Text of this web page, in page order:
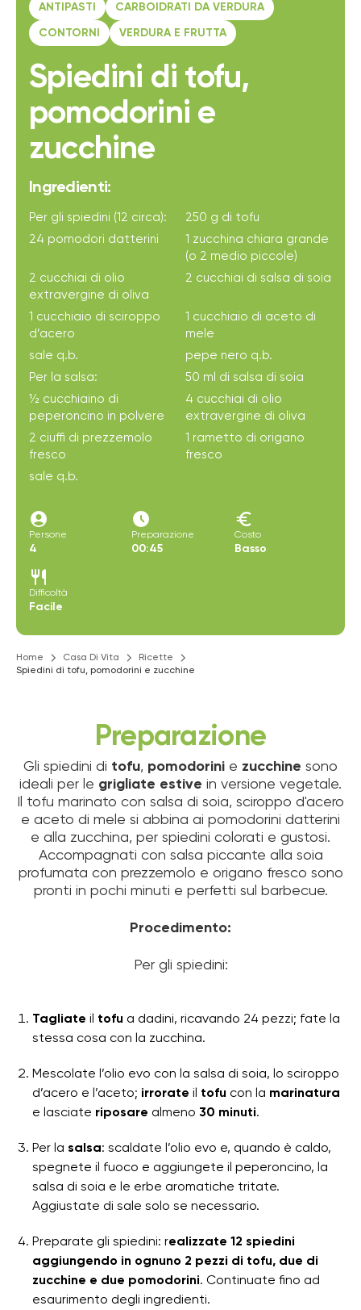
ANTIPASTI CARBOIDRATI DA VERDURA
CONTORNI VERDURA E FRUTTA
Spiedini di tofu,
pomodorini e
zucchine
Ingredienti:
Per gli spiedini (12 circa):
250 g di tofu
24 pomodori datterini
1 zucchina chiara grande
(o 2 medio piccole)
2 cucchiai di olio
extravergine di oliva
2 cucchiai di salsa di soia
1 cucchiaio di sciroppo
d’acero
1 cucchiaio di aceto di
mele
sale q.b.
pepe nero q.b.
Per la salsa:
50 ml di salsa di soia
½ cucchiaino di
peperoncino in polvere
4 cucchiai di olio
extravergine di oliva
2 ciuffi di prezzemolo
fresco
1 rametto di origano
fresco
sale q.b.
account_circle
Persone
4
access_time_filled
Preparazione
00:45
euro
Costo
Basso
restaurant
Difficoltà
Facile
Home Casa Di Vita
Ricette
Spiedini di tofu, pomodorini e zucchine
Preparazione
Gli spiedini di tofu, pomodorini e zucchine sono
ideali per le grigliate estive in versione vegetale.
Il tofu marinato con salsa di soia, sciroppo d'acero
e aceto di mele si abbina ai pomodorini datterini
e alla zucchina, per spiedini colorati e gustosi.
Accompagnati con salsa piccante alla soia
profumata con prezzemolo e origano fresco sono
pronti in pochi minuti e perfetti sul barbecue.
Procedimento:
Per gli spiedini:
Tagliate il tofu a dadini, ricavando 24 pezzi; fate la
stessa cosa con la zucchina.
Mescolate l’olio evo con la salsa di soia, lo sciroppo
d’acero e l’aceto; irrorate il tofu con la marinatura
e lasciate riposare almeno 30 minuti.
Per la salsa: scaldate l’olio evo e, quando è caldo,
spegnete il fuoco e aggiungete il peperoncino, la
salsa di soia e le erbe aromatiche tritate.
Aggiustate di sale solo se necessario.
Preparate gli spiedini: realizzate 12 spiedini
aggiungendo in ognuno 2 pezzi di tofu, due di
zucchine e due pomodorini. Continuate fino ad
esaurimento degli ingredienti.